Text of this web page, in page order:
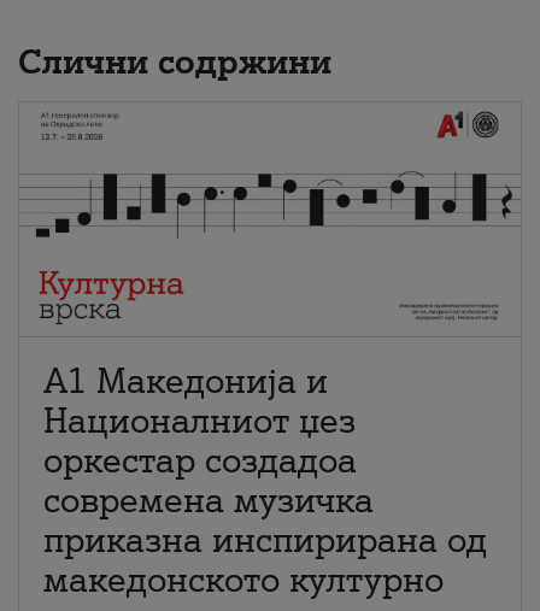
Слични содржини
А1 Македонија и
Националниот џез
оркестар создадоа
современа музичка
приказна инспирирана од
македонското културно